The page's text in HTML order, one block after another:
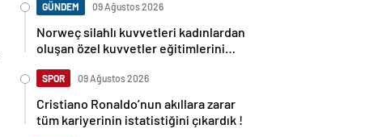
GÜNDEM 09 Ağustos 2026
Norweç silahlı kuvvetleri kadınlardan
oluşan özel kuvvetler eğitimlerini
SPOR 09 Ağustos 2026
Cristiano Ronaldo’nun akıllara zarar
tüm kariyerinin istatistiğini çıkardık !